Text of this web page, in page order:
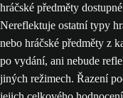
hráčské předměty
Nereflektuje ostatní typy
nebo hráčské předměty z
po vydání, ani nebude
jiných režimech. Řazení